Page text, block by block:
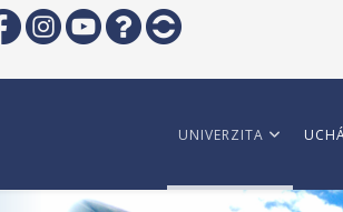
UNIVERZITA